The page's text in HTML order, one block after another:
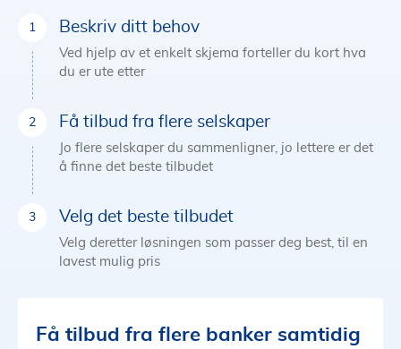
Beskriv ditt behov
Ved hjelp av et enkelt skjema forteller du kort hva
du er ute etter
Få tilbud fra flere selskaper
Jo flere selskaper du sammenligner, jo lettere er det
å finne det beste tilbudet
Velg det beste tilbudet
Velg deretter løsningen som passer deg best, til en
lavest mulig pris
Få tilbud fra flere banker samtidig